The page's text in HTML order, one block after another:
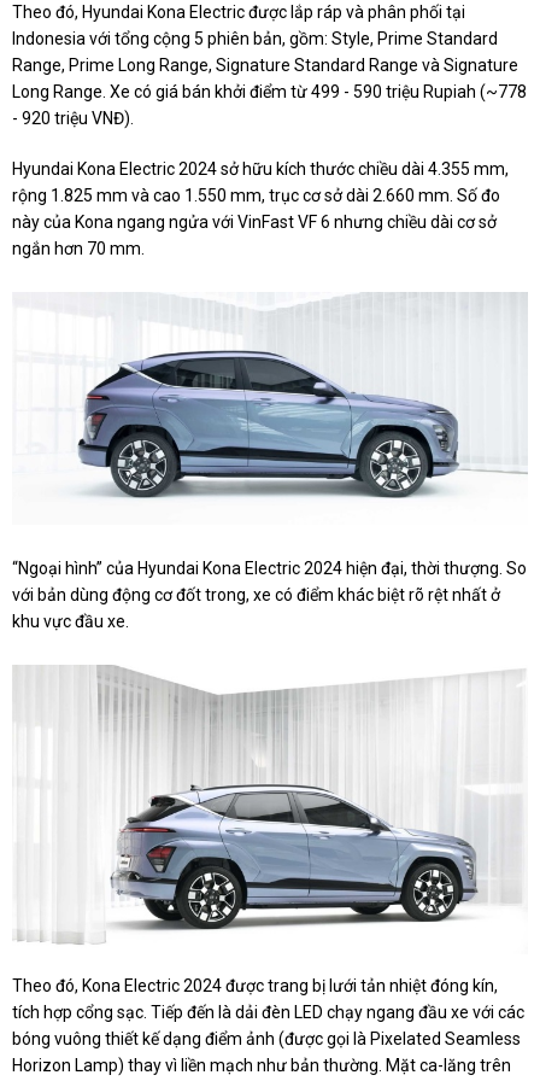
Theo đó, Hyundai Kona Electric được lắp ráp và phân phối tại
Indonesia với tổng cộng 5 phiên bản, gồm: Style, Prime Standard
Range, Prime Long Range, Signature Standard Range và Signature
Long Range. Xe có giá bán khởi điểm từ 499 - 590 triệu Rupiah (~778
- 920 triệu VNĐ).
Hyundai Kona Electric 2024 sở hữu kích thước chiều dài 4.355 mm,
rộng 1.825 mm và cao 1.550 mm, trục cơ sở dài 2.660 mm. Số đo
này của Kona ngang ngửa với VinFast VF 6 nhưng chiều dài cơ sở
ngắn hơn 70 mm.
“Ngoại hình” của Hyundai Kona Electric 2024 hiện đại, thời thượng. So
với bản dùng động cơ đốt trong, xe có điểm khác biệt rõ rệt nhất ở
khu vực đầu xe.
Theo đó, Kona Electric 2024 được trang bị lưới tản nhiệt đóng kín,
tích hợp cổng sạc. Tiếp đến là dải đèn LED chạy ngang đầu xe với các
bóng vuông thiết kế dạng điểm ảnh (được gọi là Pixelated Seamless
Horizon Lamp) thay vì liền mạch như bản thường. Mặt ca-lăng trên